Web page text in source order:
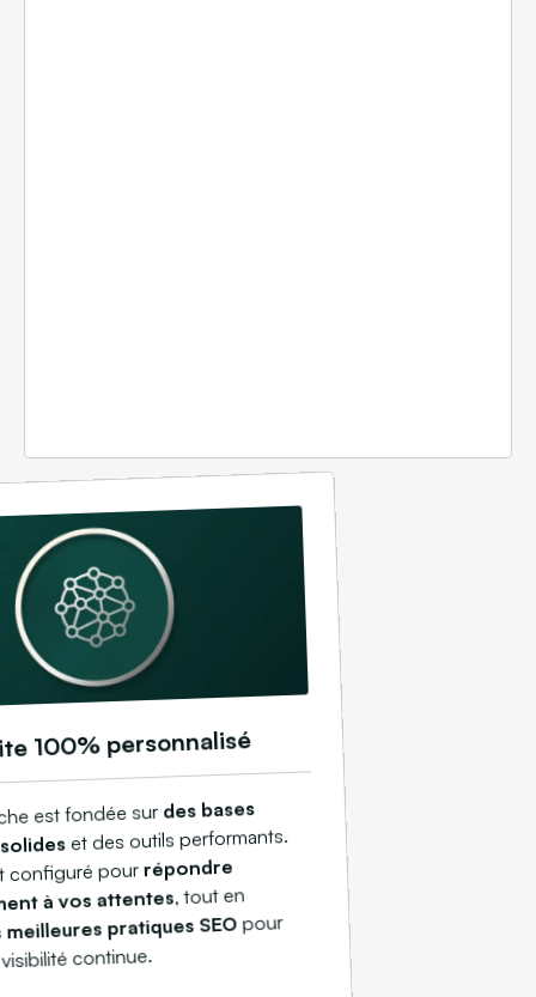
100% personnalisé
est fondée sur des bases
et des outils performants.
configuré pourrépondre
à vos attentes, tout en
meilleures pratiques SEOpour
continue.